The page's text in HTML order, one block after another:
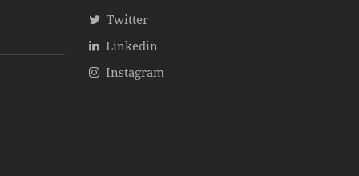
Twitter
Linkedin
Instagram